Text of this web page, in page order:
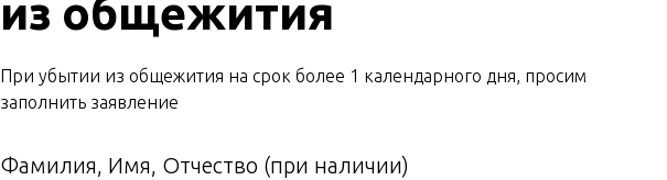
из общежития
При убытии из общежития на срок более 1 календарного дня, просим
заполнить заявление
Фамилия, Имя, Отчество (при наличии)